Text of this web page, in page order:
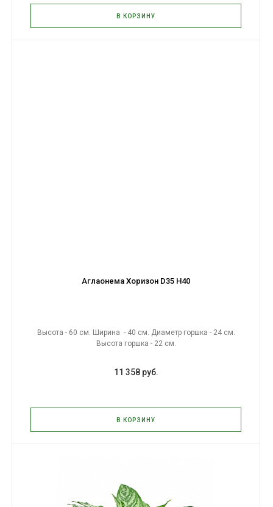
В КОРЗИНУ
Аглаонема Хоризон D35 H40
Высота - 60 см. Ширина - 40 см. Диаметр горшка - 24 см.
Высота горшка - 22 см.
11 358 руб.
В КОРЗИНУ